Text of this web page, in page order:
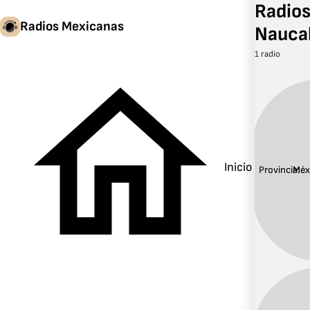
Radios Mexicanas
Inicio
1 radio
Provincia: